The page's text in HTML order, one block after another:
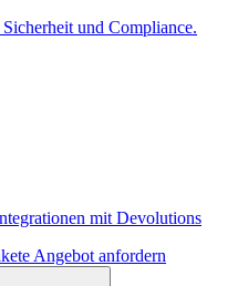
und Compliance.
mit Devolutions
Angebot anfordern